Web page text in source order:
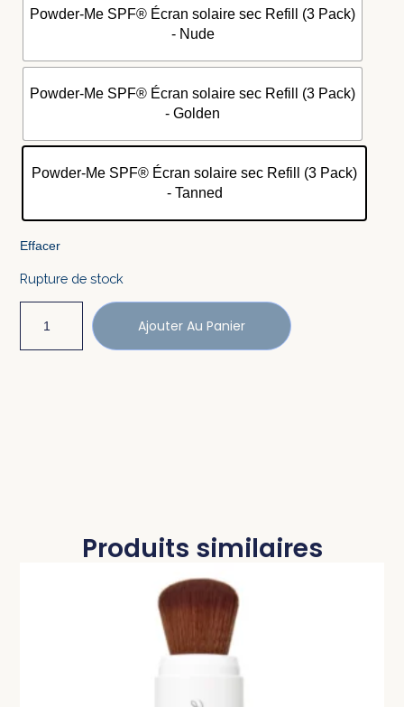
Powder-Me SPF® Écran solaire sec Refill (3 Pack)
- Nude
Powder-Me SPF® Écran solaire sec Refill (3 Pack)
- Golden
Powder-Me SPF® Écran solaire sec Refill (3 Pack)
- Tanned
Effacer
Rupture de stock
Ajouter Au Panier
Produits similaires